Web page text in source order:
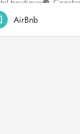
Constanza
AirBnb